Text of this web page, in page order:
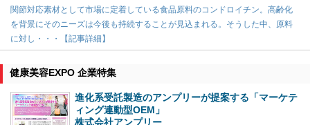
関節対応素材として市場に定着している食品原料のコンドロイチン。高齢化
を背景にそのニーズは今後も持続することが見込まれる。そうした中、原料
に対し・・・【記事詳細】
健康美容EXPO 企業特集
進化系受託製造のアンプリーが提案する「マーケテ
ィング連動型OEM」
株式会社アンプリー